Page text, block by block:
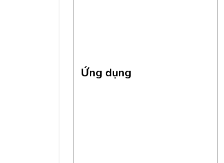
Ứng dụng